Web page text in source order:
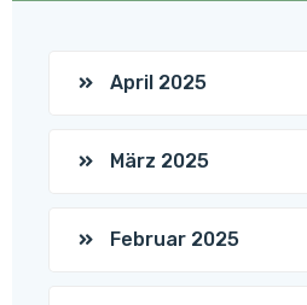
April 2025
März 2025
Februar 2025